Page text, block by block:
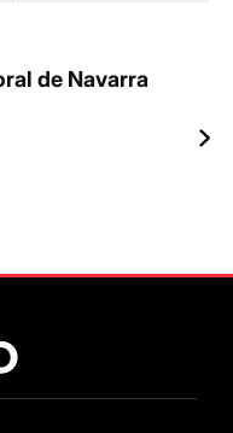
de Navarra